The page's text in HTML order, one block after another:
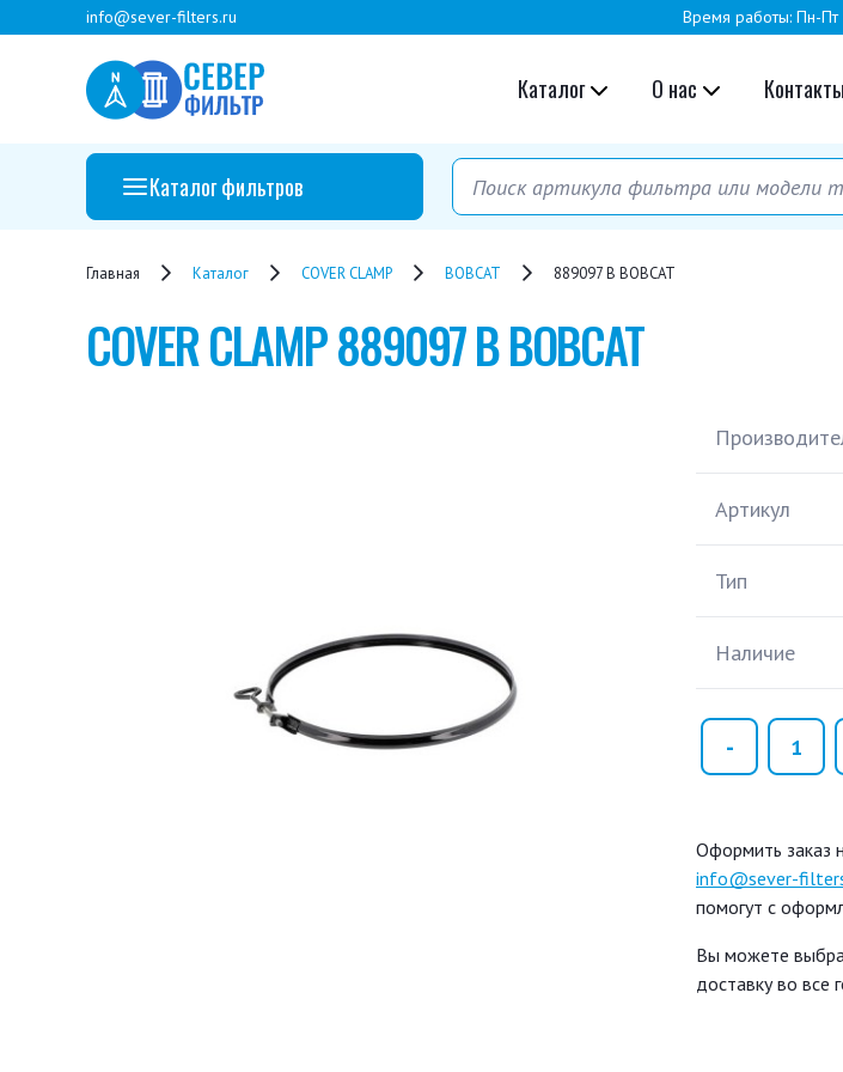
info@sever-filters.ru Время работы: Пн-
Каталог О нас Контакты
Каталог фильтров
Главная Каталог COVER CLAMP BOBCAT 889097 B BOBCAT
COVER CLAMP889097 B BOBCAT
Артикул
Тип
Наличие
Оформить заказ
info@sever-
помогут с
Вы можете
доставку во все